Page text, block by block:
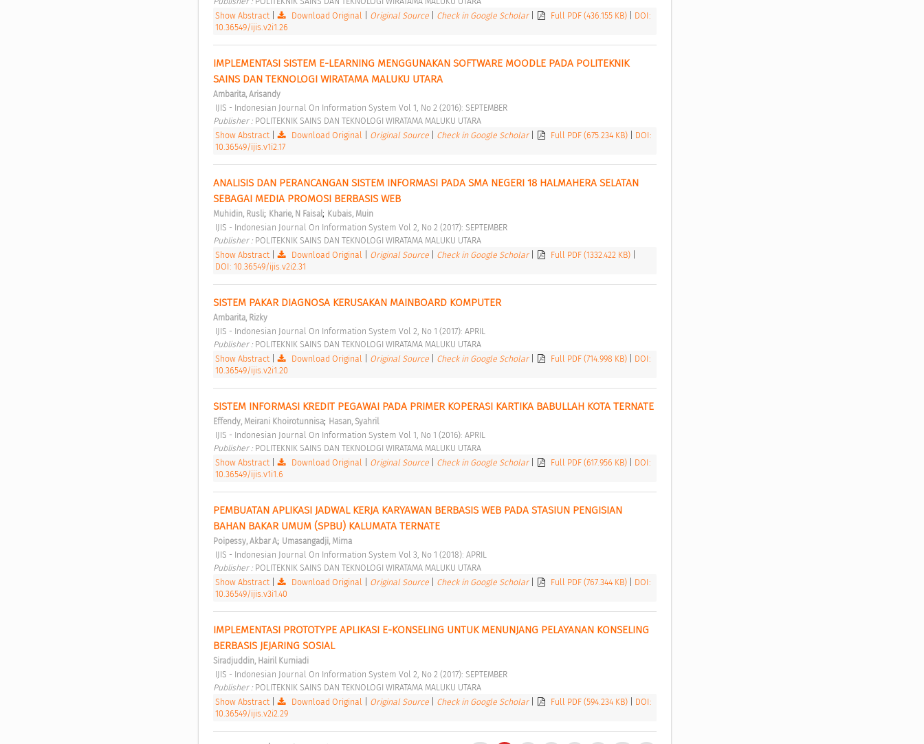
Show Abstract| Download Original Original Source Check in Google Scholar Full PDF (436.155 KB)
DOI:
10.36549/ijis.v2i1.26
IMPLEMENTASI SISTEM E-LEARNING MENGGUNAKAN SOFTWARE MOODLE PADA POLITEKNIK
SAINS DAN TEKNOLOGI WIRATAMA MALUKU UTARA
Ambarita, Arisandy
IJIS - Indonesian Journal On Information System Vol 1, No 2 (2016): SEPTEMBER
Publisher : POLITEKNIK SAINS DAN TEKNOLOGI WIRATAMA MALUKU UTARA
Show Abstract| Download Original Original Source Check in Google Scholar Full PDF (675.234 KB)
DOI:
10.36549/ijis.v1i2.17
ANALISIS DAN PERANCANGAN SISTEM INFORMASI PADA SMA NEGERI 18 HALMAHERA SELATAN
SEBAGAI MEDIA PROMOSI BERBASIS WEB
Muhidin, Rusli; Kharie, N Faisal ; Kubais, Muin
IJIS - Indonesian Journal On Information System Vol 2, No 2 (2017): SEPTEMBER
Publisher : POLITEKNIK SAINS DAN TEKNOLOGI WIRATAMA MALUKU UTARA
Show Abstract| Download Original Original Source Check in Google Scholar Full PDF (1332.422 KB)
DOI: 10.36549/ijis.v2i2.31
SISTEM PAKAR DIAGNOSA KERUSAKAN MAINBOARD KOMPUTER
Ambarita, Rizky
IJIS - Indonesian Journal On Information System Vol 2, No 1 (2017): APRIL
Publisher : POLITEKNIK SAINS DAN TEKNOLOGI WIRATAMA MALUKU UTARA
Show Abstract| Download Original Original Source Check in Google Scholar Full PDF (714.998 KB)
DOI:
10.36549/ijis.v2i1.20
SISTEM INFORMASI KREDIT PEGAWAI PADA PRIMER KOPERASI KARTIKA BABULLAH KOTA TERNATE
Effendy, Meirani Khoirotunnisa; Hasan, Syahril
IJIS - Indonesian Journal On Information System Vol 1, No 1 (2016): APRIL
Publisher : POLITEKNIK SAINS DAN TEKNOLOGI WIRATAMA MALUKU UTARA
Show Abstract| Download Original Original Source Check in Google Scholar Full PDF (617.956 KB)
DOI:
10.36549/ijis.v1i1.6
PEMBUATAN APLIKASI JADWAL KERJA KARYAWAN BERBASIS WEB PADA STASIUN PENGISIAN
BAHAN BAKAR UMUM (SPBU) KALUMATA TERNATE
Poipessy, Akbar A; Umasangadji, Mirna
IJIS - Indonesian Journal On Information System Vol 3, No 1 (2018): APRIL
Publisher : POLITEKNIK SAINS DAN TEKNOLOGI WIRATAMA MALUKU UTARA
Show Abstract| Download Original Original Source Check in Google Scholar Full PDF (767.344 KB)
DOI:
10.36549/ijis.v3i1.40
IMPLEMENTASI PROTOTYPE APLIKASI E-KONSELING UNTUK MENUNJANG PELAYANAN KONSELING
BERBASIS JEJARING SOSIAL
Siradjuddin, Hairil Kurniadi
IJIS - Indonesian Journal On Information System Vol 2, No 2 (2017): SEPTEMBER
Publisher : POLITEKNIK SAINS DAN TEKNOLOGI WIRATAMA MALUKU UTARA
Show Abstract| Download Original Original Source Check in Google Scholar Full PDF (594.234 KB)
DOI:
10.36549/ijis.v2i2.29